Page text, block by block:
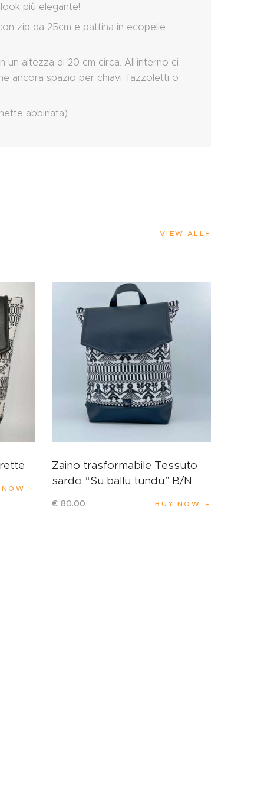
più elegante!
zip da 25cm e pattina in ecopelle
un altezza di 20 cm circa. All’interno ci
ancora spazio per chiavi, fazzoletti o
abbinata)
VIEW ALL
Zaino trasformabile Tessuto
sardo “Su ballu tundu” B/N
€ 80.00 BUY NOW